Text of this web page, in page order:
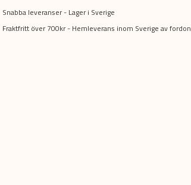
Snabba leveranser - Lager i Sverige
Fraktfritt över 700kr - Hemleverans inom Sverige av fordon